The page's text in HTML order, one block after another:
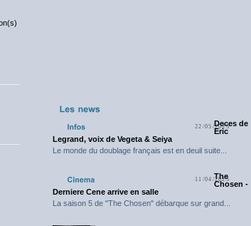
22/05/2025Deces de
Eric
Legrand, voix de Vegeta & Seiya
Le monde du doublage français est en deuil suite...
11/04/2025
The
Chosen -
Derniere Cene arrive en salle
La saison 5 de "The Chosen" débarque sur grand...